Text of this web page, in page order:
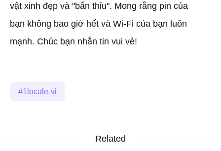
vật xinh đẹp và "bẩn thỉu". Mong rằng pin của
bạn không bao giờ hết và Wi-Fi của bạn luôn
mạnh. Chúc bạn nhắn tin vui vẻ!
1locale-vi
Related